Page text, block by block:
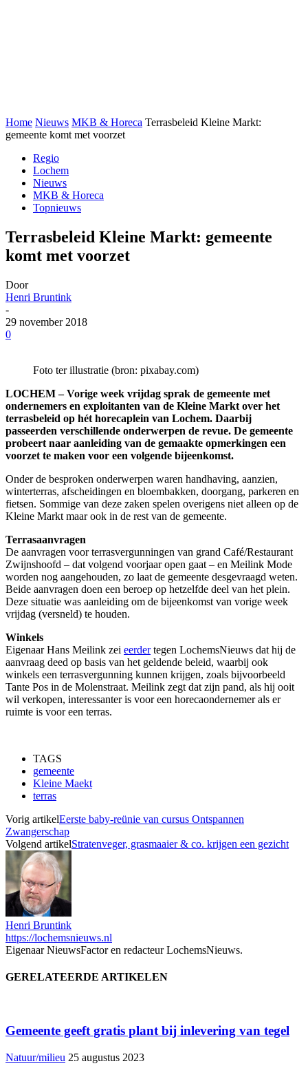
Home Nieuws MKB & Horeca Terrasbeleid Kleine Markt:
gemeente komt met voorzet
Regio
Lochem
Nieuws
MKB & Horeca
Topnieuws
Terrasbeleid Kleine Markt: gemeente
komt met voorzet
Door
Henri Bruntink
-
29 november 2018
0
Foto ter illustratie (bron: pixabay.com)
LOCHEM – Vorige week vrijdag sprak de gemeente met
ondernemers en exploitanten van de Kleine Markt over het
terrasbeleid op hét horecaplein van Lochem. Daarbij
passeerden verschillende onderwerpen de revue. De gemeente
probeert naar aanleiding van de gemaakte opmerkingen een
voorzet te maken voor een volgende bijeenkomst.
Onder de besproken onderwerpen waren handhaving, aanzien,
winterterras, afscheidingen en bloembakken, doorgang, parkeren en
fietsen. Sommige van deze zaken spelen overigens niet alleen op de
Kleine Markt maar ook in de rest van de gemeente.
Terrasaanvragen
De aanvragen voor terrasvergunningen van grand Café/Restaurant
Zwijnshoofd – dat volgend voorjaar open gaat – en Meilink Mode
worden nog aangehouden, zo laat de gemeente desgevraagd weten.
Beide aanvragen doen een beroep op hetzelfde deel van het plein.
Deze situatie was aanleiding om de bijeenkomst van vorige week
vrijdag (versneld) te houden.
Winkels
Eigenaar Hans Meilink zei eerdertegen LochemsNieuws dat hij de
aanvraag deed op basis van het geldende beleid, waarbij ook
winkels een terrasvergunning kunnen krijgen, zoals bijvoorbeeld
Tante Pos in de Molenstraat. Meilink zegt dat zijn pand, als hij ooit
wil verkopen, interessanter is voor een horecaondernemer als er
ruimte is voor een terras.
TAGS
gemeente
Kleine Maekt
terras
Vorig artikelEerste baby-reünie van cursus Ontspannen
Zwangerschap
Volgend artikelStratenveger, grasmaaier & co. krijgen een gezicht
Henri Bruntink
https://lochemsnieuws.nl
Eigenaar NieuwsFactor en redacteur LochemsNieuws.
GERELATEERDE ARTIKELEN
Gemeente geeft gratis plant bij inlevering van tegel
Natuur/milieu 25 augustus 2023